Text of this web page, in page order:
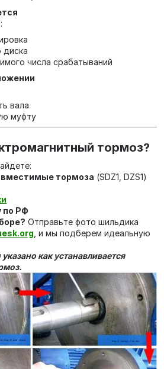
диска
числа срабатываний
вала
муфту
тормоз?
тормоза (SDZ1, DZS1)
по РФ
Отправьте фото шильдика
, и мы подберем идеальную
как устанавливается